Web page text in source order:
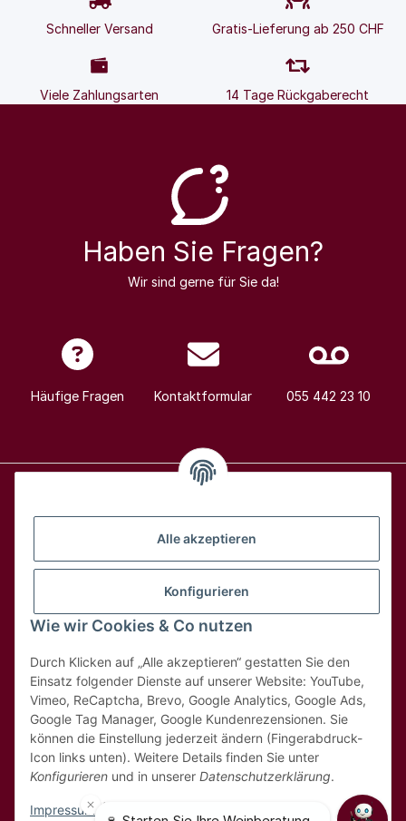
Alle akzeptieren
Konfigurieren
Wie wir Cookies & Co nutzen
Durch Klicken auf „Alle akzeptieren“ gestatten Sie den
Einsatz folgender Dienste auf unserer Website: YouTube,
Vimeo, ReCaptcha, Brevo, Google Analytics, Google Ads,
Google Tag Manager, Google Kundenrezensionen. Sie
können die Einstellung jederzeit ändern (Fingerabdruck-
Icon links unten). Weitere Details finden Sie unter
Konfigurieren und in unserer Datenschutzerklärung.
Impressum
Schneller Versand Gratis-Lieferung ab 250 CHF
Viele Zahlungsarten 14 Tage Rückgaberecht
Haben Sie Fragen?
Wir sind gerne für Sie da!
Häufige Fragen Kontaktformular 055 442 23 10
Hilfe & Kontakt
Rechtliches